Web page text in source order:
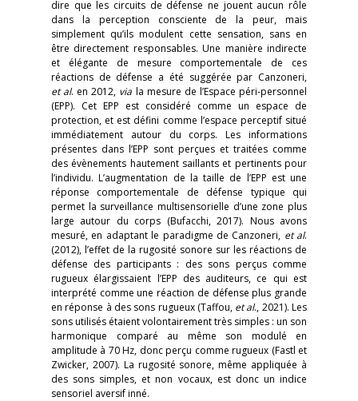
dire que les circuits de défense ne jouent aucun rôle
dans la perception consciente de la peur, mais
simplement qu’ils modulent cette sensation, sans en
être directement responsables. Une manière indirecte
et élégante de mesure comportementale de ces
réactions de défense a été suggérée par Canzoneri,
et al. en 2012, via la mesure de l’Espace péri-personnel
(EPP). Cet EPP est considéré comme un espace de
protection, et est défini comme l’espace perceptif situé
immédiatement autour du corps. Les informations
présentes dans l’EPP sont perçues et traitées comme
des évènements hautement saillants et pertinents pour
l’individu. L’augmentation de la taille de l’EPP est une
réponse comportementale de défense typique qui
permet la surveillance multisensorielle d’une zone plus
large autour du corps (Bufacchi, 2017). Nous avons
mesuré, en adaptant le paradigme de Canzoneri, et al.
(2012), l’effet de la rugosité sonore sur les réactions de
défense des participants : des sons perçus comme
rugueux élargissaient l’EPP des auditeurs, ce qui est
interprété comme une réaction de défense plus grande
en réponse à des sons rugueux (Taffou, et al., 2021). Les
sons utilisés étaient volontairement très simples : un son
harmonique comparé au même son modulé en
amplitude à 70 Hz, donc perçu comme rugueux (Fastl et
Zwicker, 2007). La rugosité sonore, même appliquée à
des sons simples, et non vocaux, est donc un indice
sensoriel aversif inné.